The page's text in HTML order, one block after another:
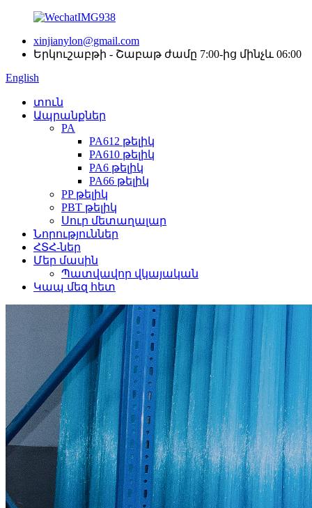
xinjianylon@gmail.com
Երկուշաբթի - Շաբաթ ժամը 7:00-ից մինչև 06:00
English
տուն
Ապրանքներ
PA
PA612 թելիկ
PA610 թելիկ
PA6 թելիկ
PA66 թելիկ
PP թելիկ
PBT թելիկ
Սուր մետաղալար
Նորություններ
ՀՏՀ-ներ
Մեր մասին
Պատվավոր վկայական
Կապ մեզ հետ